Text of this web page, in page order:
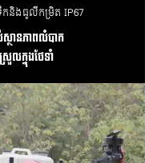
ទឹក​និងធូលីកម្រិត IP67
ថានភាពលំបាក
លក្នុងថែទាំ